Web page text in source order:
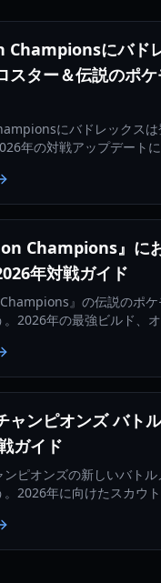
Championsにバド
スター＆伝説のポ
にバドレックス
年の対戦アップデート
て詳しく解説します。
Champions』に
年対戦ガイド
Champions』の伝説のポ
2026年の最強ビルド、
ャンピオンズ バト
ガイド
ピオンズの新しいバト
2026年に向けたスカウト